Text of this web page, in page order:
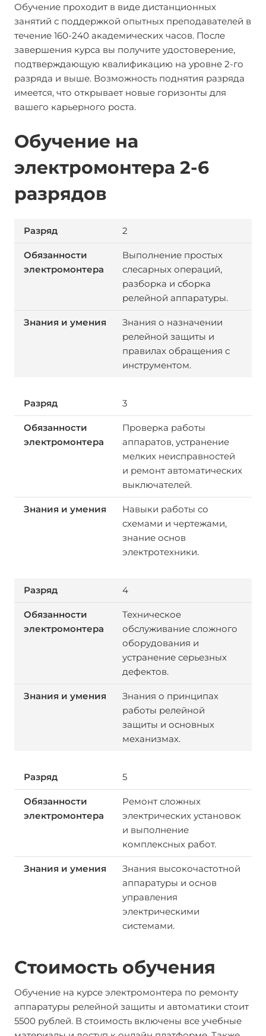
Обучение проходит в виде дистанционных
занятий с поддержкой опытных преподавателей в
течение 160-240 академических часов. После
завершения курса вы получите удостоверение,
подтверждающую квалификацию на уровне 2-го
разряда и выше. Возможность поднятия разряда
имеется, что открывает новые горизонты для
вашего карьерного роста.
Обучение на
электромонтера 2-6
разрядов
2
Выполнение простых
слесарных операций,
разборка и сборка
релейной аппаратуры.
Знания о назначении
релейной защиты и
правилах обращения с
инструментом.
3
Проверка работы
аппаратов, устранение
мелких неисправностей
и ремонт автоматических
выключателей.
Навыки работы со
схемами и чертежами,
знание основ
электротехники.
4
Техническое
обслуживание сложного
оборудования и
устранение серьезных
дефектов.
Знания о принципах
работы релейной
защиты и основных
механизмах.
5
Ремонт сложных
электрических установок
и выполнение
комплексных работ.
Знания высокочастотной
аппаратуры и основ
управления
электрическими
системами.
Стоимость обучения
Обучение на курсе электромонтера по ремонту
аппаратуры релейной защиты и автоматики стоит
5500 рублей. В стоимость включены все учебные